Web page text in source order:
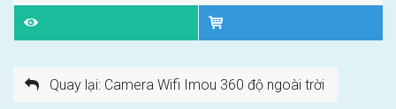
Quay lại: Camera Wifi Imou 360 độ ngoài trời